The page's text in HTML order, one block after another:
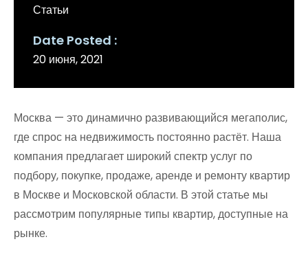
Статьи
Date Posted
20 июня, 2021
Москва — это динамично развивающийся мегаполис,
где спрос на недвижимость постоянно растёт. Наша
компания предлагает широкий спектр услуг по
подбору, покупке, продаже, аренде и ремонту квартир
в Москве и Московской области. В этой статье мы
рассмотрим популярные типы квартир, доступные на
рынке.